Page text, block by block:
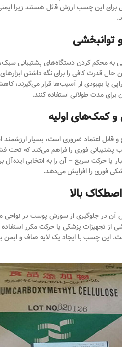
این چسب ارزش قائل هستند زیرا
به محکم کردن دستگاه‌های پشتیبانی
قدرت کافی را برای نگه داشتن
یا بهبودی از آسیب‌ها قرار
برای مدت طولانی استفاده کنند.
اعتماد ضروری است، بسیار ارزشمند
فوری را فراهم می‌کند که تحت فشار
حرکت سریع – آن را به انتخابی ایده‌آل
فوری را افزایش می‌دهد.
در جلوگیری از سوزش پوست در نواحی
تجهیزات پزشکی یا حرکت مکرر استفاده
است. این چسب با ایجاد یک لایه صاف و